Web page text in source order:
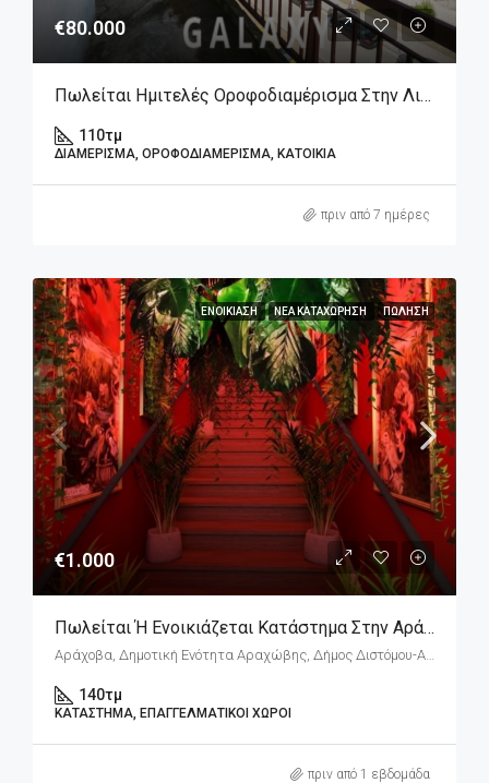
€80.000
Πωλείται Ημιτελές Οροφοδιαμέρισμα Στην Λιβαδειά Βοιωτίας.
110τμ
ΔΙΑΜΈΡΙΣΜΑ, ΟΡΟΦΟΔΙΑΜΈΡΙΣΜΑ, ΚΑΤΟΙΚΊΑ
πριν από 7 ημέρες
ΕΝΟΙΚΊΑΣΗ ΝΈΑ ΚΑΤΑΧΏΡΗΣΗ ΠΏΛΗΣΗ
€1.000
Πωλείται Ή Ενοικιάζεται Κατάστημα Στην Αράχωβα – Πλατεία Λάκκα
140τμ
ΚΑΤΆΣΤΗΜΑ, ΕΠΑΓΓΕΛΜΑΤΙΚΟΊ ΧΏΡΟΙ
πριν από 1 εβδομάδα